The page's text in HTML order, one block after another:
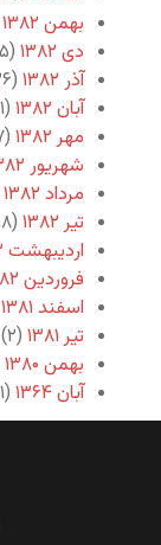
بهمن ۱۳۸۲
دی ۱۳۸۲
(۱۵)
آذر ۱۳۸۲
(۳۶)
آبان ۱۳۸۲
(۴۱)
مهر ۱۳۸۲
(۳۷)
شهریور ۱۳۸۲
مرداد ۱۳۸۲
تیر ۱۳۸۲
(۹۸)
اردیبهشت ۱۳۸۲
فروردین ۱۳۸۲
اسفند ۱۳۸۱
تیر ۱۳۸۱
(۲)
بهمن ۱۳۸۰
آبان ۱۳۶۴
(۱)